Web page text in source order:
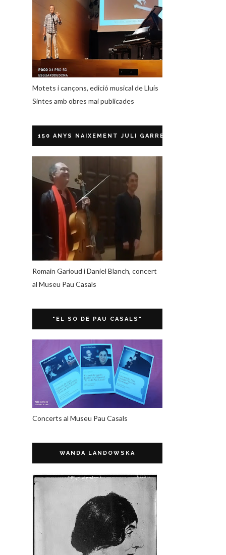
Motets i cançons, edició musical de Lluís
Sintes amb obres mai publicades
150 ANYS NAIXEMENT JULI GARRETA
Romain Garioud i Daniel Blanch, concert
al Museu Pau Casals
"EL SO DE PAU CASALS"
Concerts al Museu Pau Casals
WANDA LANDOWSKA